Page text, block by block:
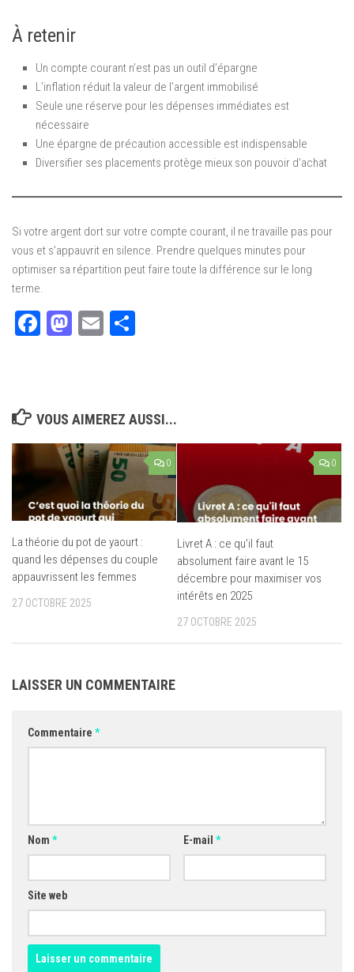
À retenir
Un compte courant n’est pas un outil d’épargne
L’inflation réduit la valeur de l’argent immobilisé
Seule une réserve pour les dépenses immédiates est
nécessaire
Une épargne de précaution accessible est indispensable
Diversifier ses placements protège mieux son pouvoir d’achat
Si votre argent dort sur votre compte courant, il ne travaille pas pour
vous et s’appauvrit en silence. Prendre quelques minutes pour
optimiser sa répartition peut faire toute la différence sur le long
terme.
Facebook
Mastodon
Email
VOUS AIMEREZ AUSSI...
0
La théorie du pot de yaourt :
quand les dépenses du couple
appauvrissent les femmes
27 OCTOBRE 2025
0
Livret A : ce qu’il faut
absolument faire avant le 15
décembre pour maximiser vos
intérêts en 2025
27 OCTOBRE 2025
LAISSER UN COMMENTAIRE
Commentaire *
Nom * E-mail *
Site web